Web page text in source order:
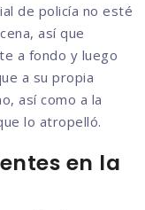
de policía no esté
así que
a fondo y luego
a su propia
así como a la
lo atropelló.
en la